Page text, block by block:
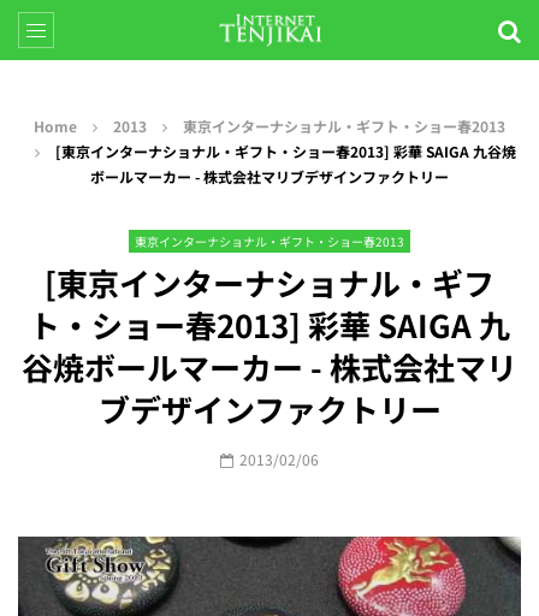
Home 2013
東京インターナショナル・ギフト・ショー春2013
[東京インターナショナル・ギフト・ショー春2013] 彩華 SAIGA 九谷焼
ボールマーカー - 株式会社マリブデザインファクトリー
東京インターナショナル・ギフト・ショー春2013
[東京インターナショナル・ギフ
ト・ショー春2013] 彩華 SAIGA 九
谷焼ボールマーカー - 株式会社マリ
ブデザインファクトリー
2013/02/06